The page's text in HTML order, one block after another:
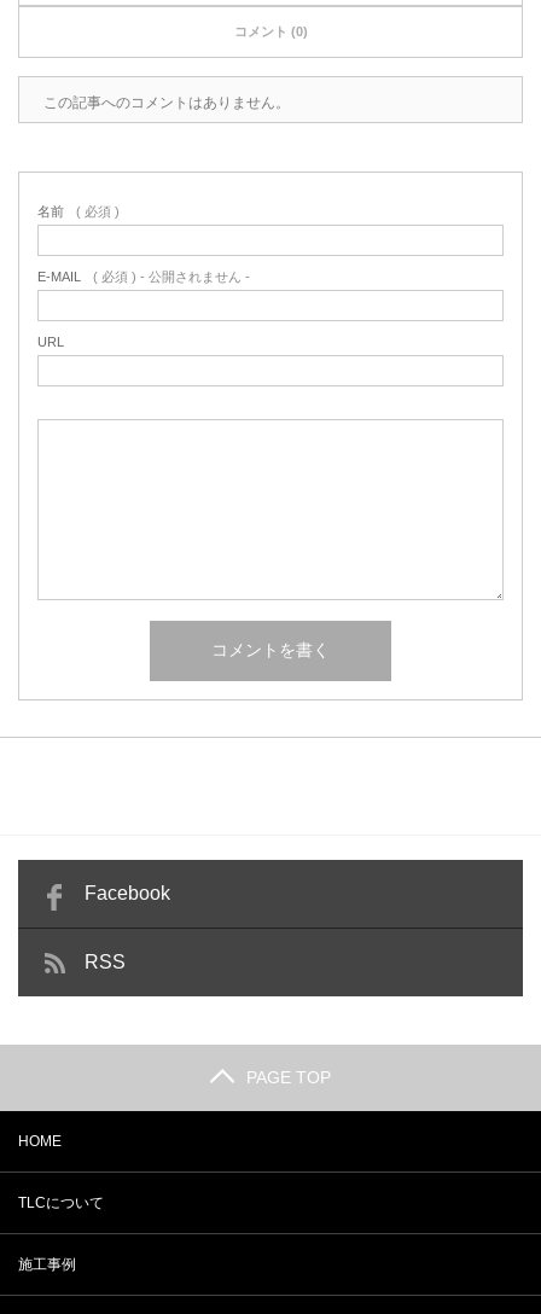
コメント (0)
この記事へのコメントはありません。
名前 ( 必須 )
E-MAIL ( 必須 ) - 公開されません -
URL
Facebook
RSS
PAGE TOP
HOME
TLCについて
施工事例